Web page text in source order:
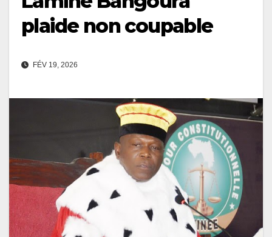
plaide non coupable
FÉV 19, 2026